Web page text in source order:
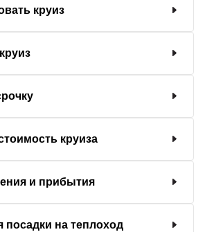
круиз
круиза
и прибытия
посадки на теплоход